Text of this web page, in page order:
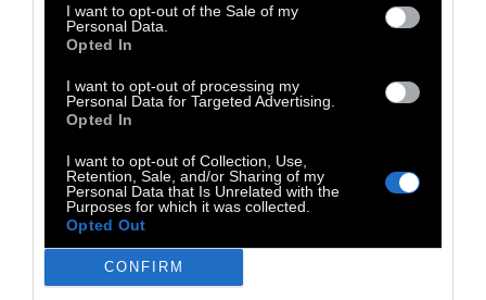
I want to opt-out of the Sale of my
Personal Data.
Opted In
I want to opt-out of processing my
Personal Data for Targeted Advertising.
Opted In
I want to opt-out of Collection, Use,
Retention, Sale, and/or Sharing of my
Personal Data that Is Unrelated with the
Purposes for which it was collected.
Opted Out
CONFIRM
των τοπικών αρχών, πολεοδόμοι, δικηγόροι,
αρχιτέκτονες, μηχανικοί, εργολάβοι
κατασκευής ακινήτων, επιχειρηματίες,
τράπεζες και άλλοι χρηματοοικονομικοί
θεσμοί», εξηγεί.
Η Δυτική Όχθη, παλαιστινιακό έδαφος που
γειτονεύει με την Ιορδανία, τελεί υπό κατοχή
του Ισραήλ από το 1967. Πέραν της
ανατολικής Ιερουσαλήμ, κατεχόμενης και